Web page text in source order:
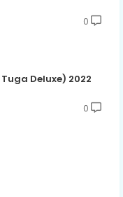
0
Deluxe) 2022
0